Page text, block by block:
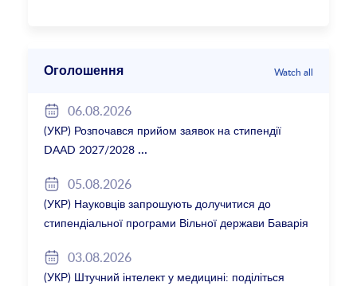
Оголошення Watch all
06.08.2026
(УКР) Розпочався прийом заявок на стипендії
DAAD 2027/2028
05.08.2026
(УКР) Науковців запрошують долучитися до
стипендіальної програми Вільної держави Баварія
03.08.2026
(УКР) Штучний інтелект у медицині: поділіться